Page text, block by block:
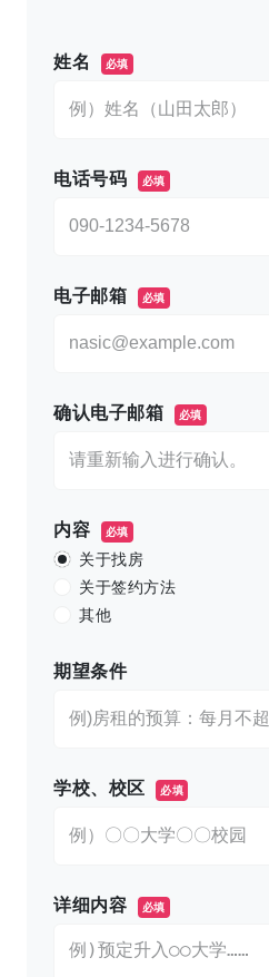
姓名 必填
电话号码 必填
电子邮箱 必填
确认电子邮箱 必填
内容 必填
关于找房
关于签约方法
其他
期望条件
学校、校区 必填
详细内容 必填